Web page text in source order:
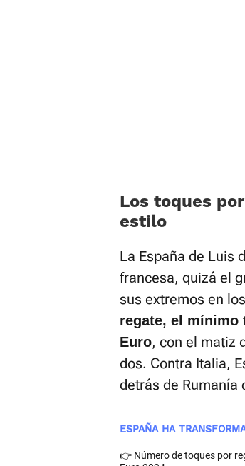
Los toques
estilo
La España de Luis
francesa, quizá el
sus extremos en
regate, el mínimo
Euro, con el matiz
dos. Contra Italia,
detrás de Rumanía
ESPAÑA HA